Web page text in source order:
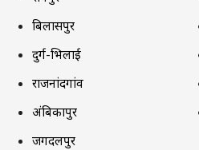
बिलासपुर
दुर्ग-भिलाई
राजनांदगांव
अंबिकापुर
जगदलपुर